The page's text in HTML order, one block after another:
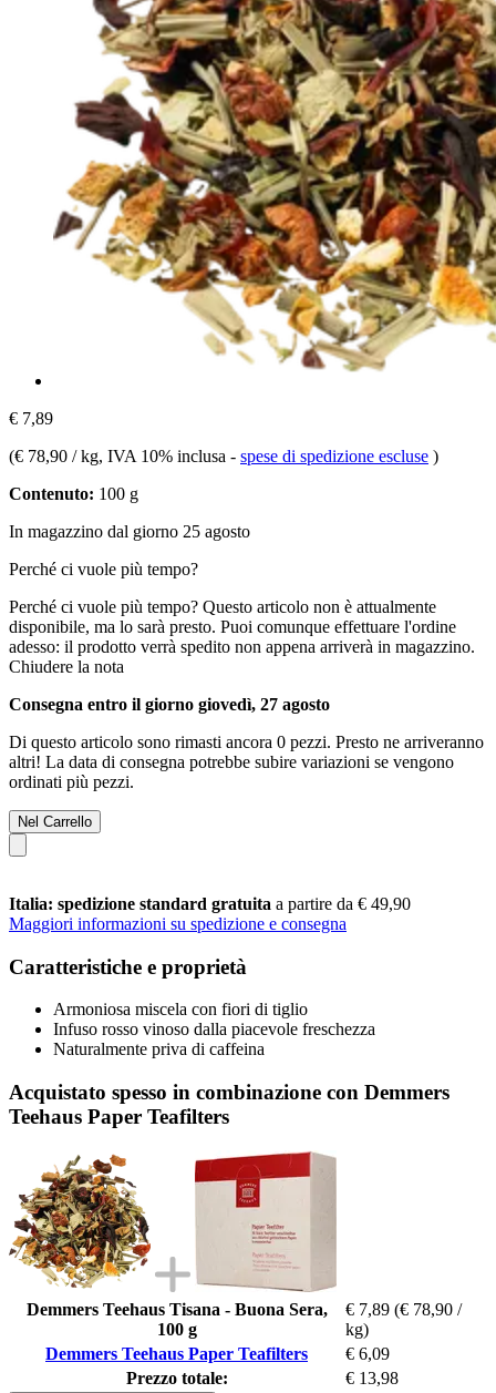
€ 7,89
(€ 78,90 / kg, IVA 10% inclusa - spese di spedizione escluse )
Contenuto: 100 g
In magazzino dal giorno 25 agosto
Perché ci vuole più tempo?
Perché ci vuole più tempo? Questo articolo non è attualmente
disponibile, ma lo sarà presto. Puoi comunque effettuare l'ordine
adesso: il prodotto verrà spedito non appena arriverà in magazzino.
Chiudere la nota
Consegna entro il giorno giovedì, 27 agosto
Di questo articolo sono rimasti ancora 0 pezzi. Presto ne arriveranno
altri! La data di consegna potrebbe subire variazioni se vengono
ordinati più pezzi.
Nel Carrello
Italia: spedizione standard gratuita a partire da € 49,90
Maggiori informazioni su spedizione e consegna
Caratteristiche e proprietà
Armoniosa miscela con fiori di tiglio
Infuso rosso vinoso dalla piacevole freschezza
Naturalmente priva di caffeina
Acquistato spesso in combinazione con Demmers
Teehaus Paper Teafilters
Demmers Teehaus Tisana - Buona Sera,
100 g
€ 7,89 (€ 78,90 /
kg)
Demmers Teehaus Paper Teafilters
€ 6,09
Prezzo totale:
€ 13,98